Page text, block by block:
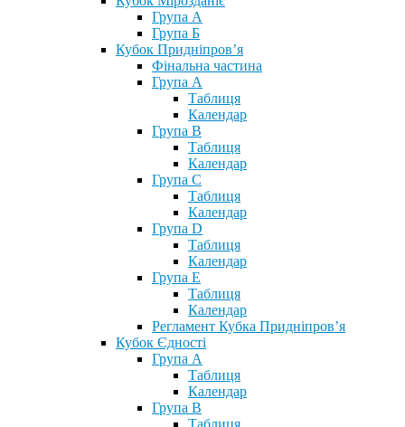
Група А
Група Б
Кубок Придніпров’я
Фінальна частина
Група А
Таблиця
Календар
Група В
Таблиця
Календар
Група С
Таблиця
Календар
Група D
Таблиця
Календар
Група Е
Таблиця
Календар
Регламент Кубка Придніпров’я
Кубок Єдності
Група А
Таблиця
Календар
Група В
Таблиця